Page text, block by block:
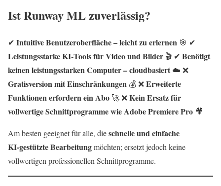
Ist Runway ML zuverlässig?
✔ Intuitive Benutzeroberfläche – leicht zu erlernen 🎯 ✔
Leistungsstarke KI‑Tools für Video und Bilder 🎬 ✔ Benötigt
keinen leistungsstarken Computer – cloudbasiert ☁️ ❌
Gratisversion mit Einschränkungen 💰 ❌Erweiterte
Funktionen erfordern ein Abo 🚀 ❌Kein Ersatz für
vollwertige Schnittprogramme wie Adobe Premiere Pro 🎥
Am besten geeignet für alle, dieschnelle und einfache
KI‑gestützte Bearbeitungmöchten; ersetzt jedoch keine
vollwertigen professionellen Schnittprogramme.